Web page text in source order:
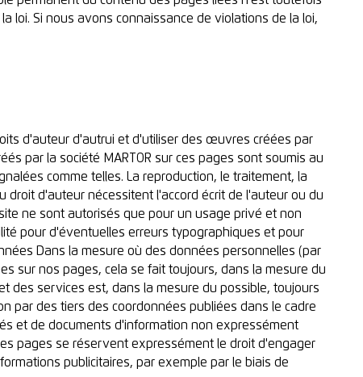
loi. Si nous avons connaissance de violations de la loi,
d'auteur d'autrui et d'utiliser des œuvres créées par
par la société MARTOR sur ces pages sont soumis au
comme telles. La reproduction, le traitement, la
d'auteur nécessitent l'accord écrit de l'auteur ou du
ne sont autorisés que pour un usage privé et non
pour d'éventuelles erreurs typographiques et pour
Dans la mesure où des données personnelles (par
sur nos pages, cela se fait toujours, dans la mesure du
des services est, dans la mesure du possible, toujours
par des tiers des coordonnées publiées dans le cadre
et de documents d'information non expressément
pages se réservent expressément le droit d'engager
publicitaires, par exemple par le biais de